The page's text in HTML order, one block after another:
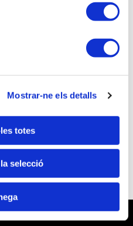
Mostrar-ne els detalls
totes
selecció
Torres, President de